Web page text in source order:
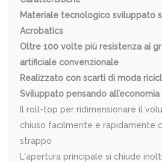
Materiale tecnologico sviluppato
Acrobatics
Oltre 100 volte più resistenza ai
artificiale convenzionale
Realizzato con scarti di moda
Sviluppato pensando
Il roll-top per ridimensionare il
chiuso facilmente e rapidamente
strappo
L'apertura principale si chiude